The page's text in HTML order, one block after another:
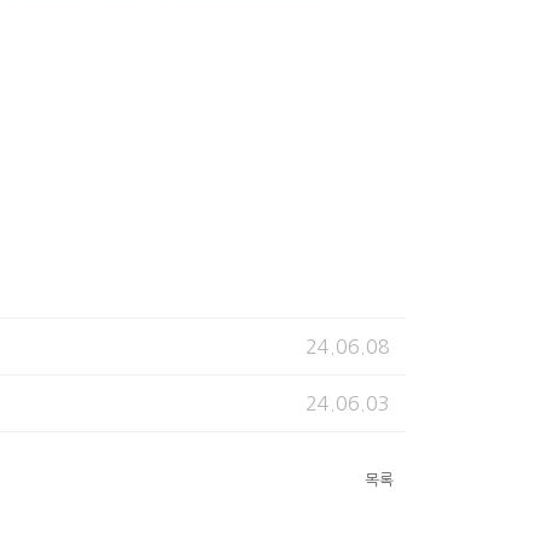
24.06.08
24.06.03
목록